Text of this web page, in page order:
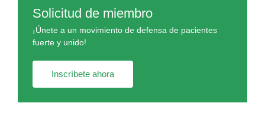
Solicitud de miembro
¡Únete a un movimiento de defensa de pacientes
fuerte y unido!
Inscríbete ahora